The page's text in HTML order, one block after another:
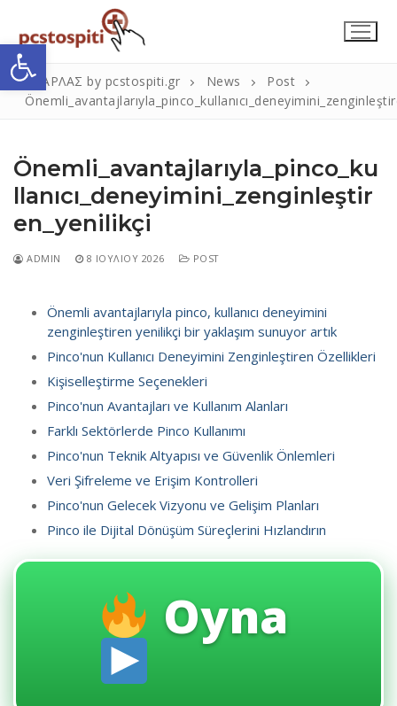
Ανοίξτε τη γραμμή εργαλείων
περιεχόμενο
Αναζήτηση
Η Εταιρεία
Επικοινωνία
ΣΚΑΡΛΑΣ by pcstospiti.gr News
Post
Önemli_avantajlarıyla_pinco_ku
llanıcı_deneyimini_zenginleştir
en_yenilikçi
ADMIN 8 ΙΟΥΛΊΟΥ 2026 POST
Önemli avantajlarıyla pinco, kullanıcı deneyimini
zenginleştiren yenilikçi bir yaklaşım sunuyor artık
Pinco'nun Kullanıcı Deneyimini Zenginleştiren Özellikleri
Kişiselleştirme Seçenekleri
Pinco'nun Avantajları ve Kullanım Alanları
Farklı Sektörlerde Pinco Kullanımı
Pinco'nun Teknik Altyapısı ve Güvenlik Önlemleri
Veri Şifreleme ve Erişim Kontrolleri
Pinco'nun Gelecek Vizyonu ve Gelişim Planları
Pinco ile Dijital Dönüşüm Süreçlerini Hızlandırın
Oyna